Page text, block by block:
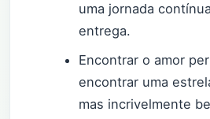
uma jornada
entrega.
Encontrar o amor
encontrar uma
mas incrivelmente